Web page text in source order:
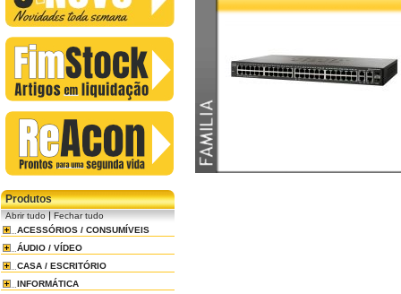
Produtos
Abrir tudo|Fechar tudo
ACESSÓRIOS / CONSUMÍVEIS
ÁUDIO / VÍDEO
CASA / ESCRITÓRIO
INFORMÁTICA